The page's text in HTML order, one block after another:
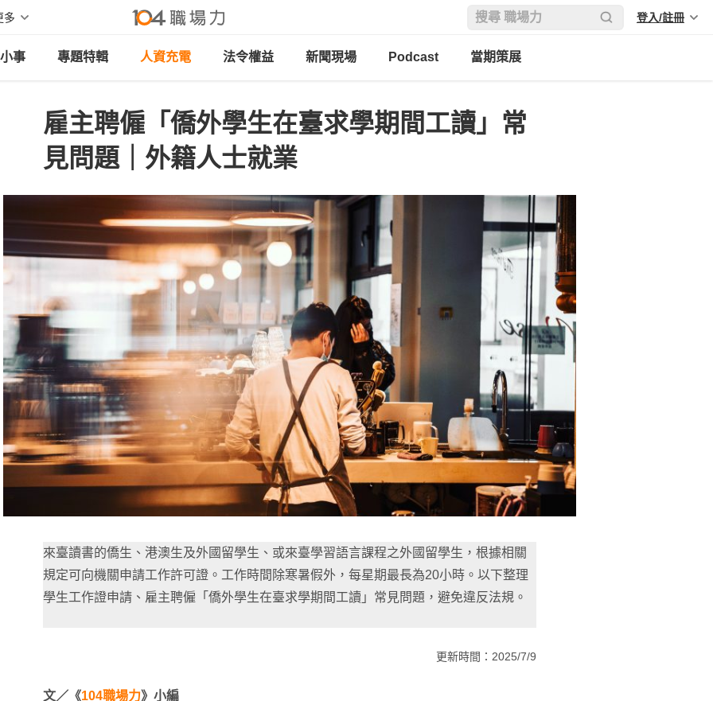
多 登入/註冊
事 專題特輯 人資充電 法令權益 新聞現場 Podcast 當期策展
雇主聘僱「僑外學生在臺求學期間工讀」常
見問題｜外籍人士就業
來臺讀書的僑生、港澳生及外國留學生、或來臺學習語言課程之外國留學生，根據相關
規定可向機關申請工作許可證。工作時間除寒暑假外，每星期最長為20小時。以下整理
學生工作證申請、雇主聘僱「僑外學生在臺求學期間工讀」常見問題，避免違反法規。
更新時間：2025/7/9
文／《104職場力》小編